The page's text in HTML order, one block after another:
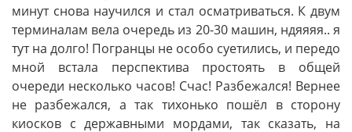
минут снова научился и стал осматриваться. К двум
терминалам вела очередь из 20-30 машин, ндяяяя.. я
тут на долго! Погранцы не особо суетились, и передо
мной встала перспектива простоять в общей
очереди несколько часов! Счас! Разбежался! Вернее
не разбежался, а так тихонько пошёл в сторону
киосков с державными мордами, так сказать, на